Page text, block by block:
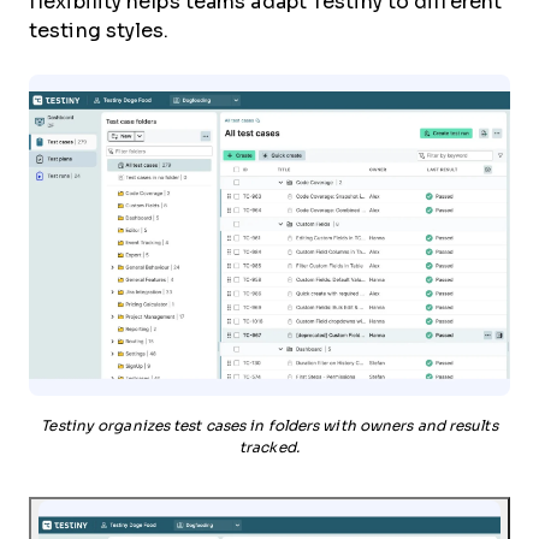
testing styles.
Testiny organizes test cases in folders with owners and results
tracked.